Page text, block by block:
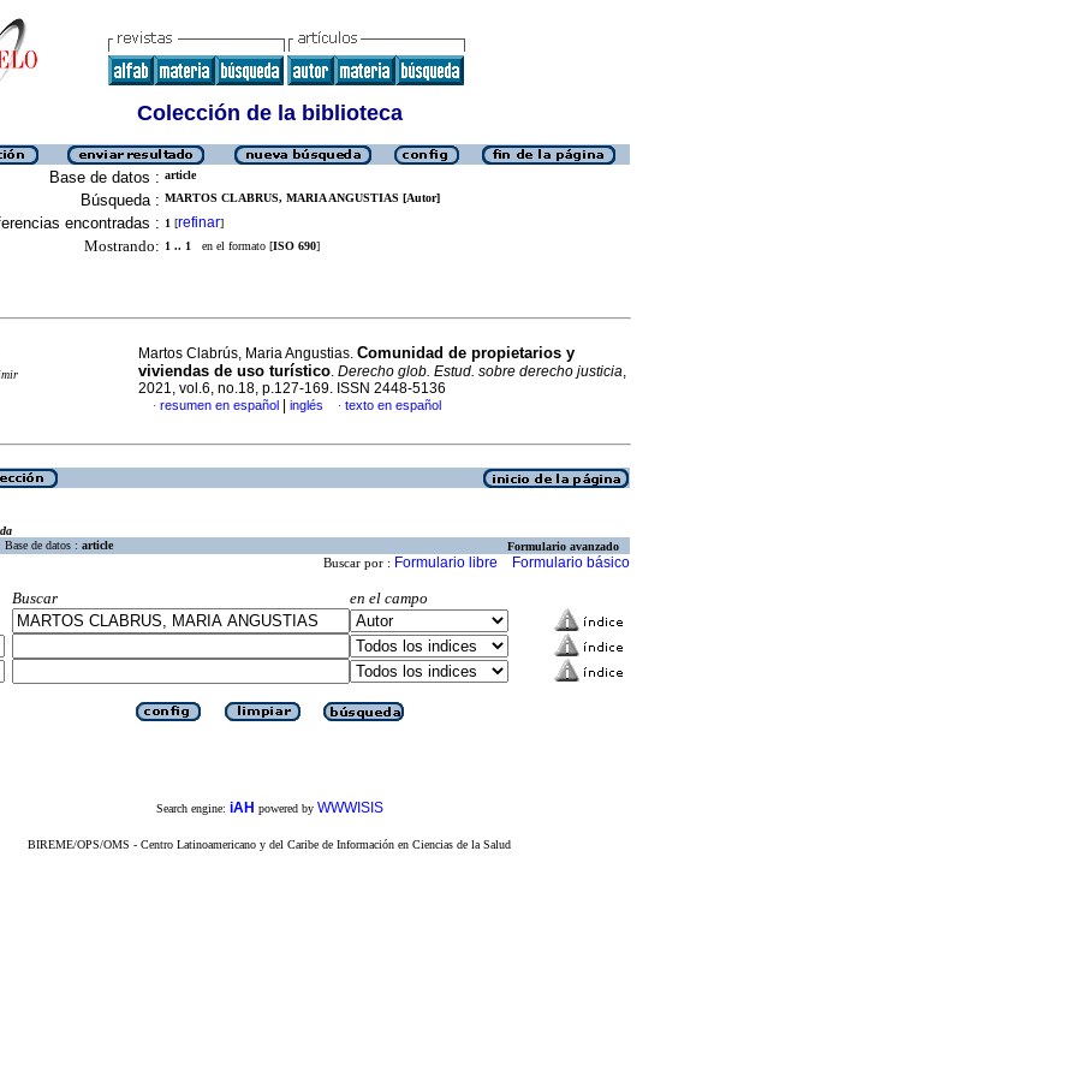
Colección de la biblioteca
Base de datos : article
Búsqueda : MARTOS CLABRUS, MARIA ANGUSTIAS [Autor]
encontradas : 1 [refinar]
Mostrando: 1 .. 1 en el formato [ISO 690]
Martos Clabrús, Maria Angustias. Comunidad de propietarios y
viviendas de uso turístico. Derecho glob. Estud. sobre derecho justicia,
2021, vol.6, no.18, p.127-169. ISSN 2448-5136
· resumen en español inglés · texto en español
Base de datos : article Formulario avanzado
Buscar por : Formulario libre Formulario básico
Buscar
en el campo
Search engine: iAH powered by WWWISIS
BIREME/OPS/OMS - Centro Latinoamericano y del Caribe de Información en Ciencias de la Salud